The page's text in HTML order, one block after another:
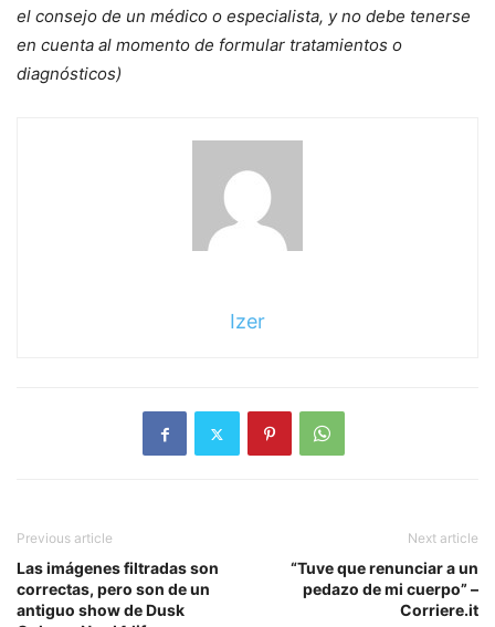
el consejo de un médico o especialista, y no debe tenerse
en cuenta al momento de formular tratamientos o
diagnósticos)
Izer
Previous article
Las imágenes filtradas son
correctas, pero son de un
antiguo show de Dusk
Next article
“Tuve que renunciar a un
pedazo de mi cuerpo” –
Corriere.it